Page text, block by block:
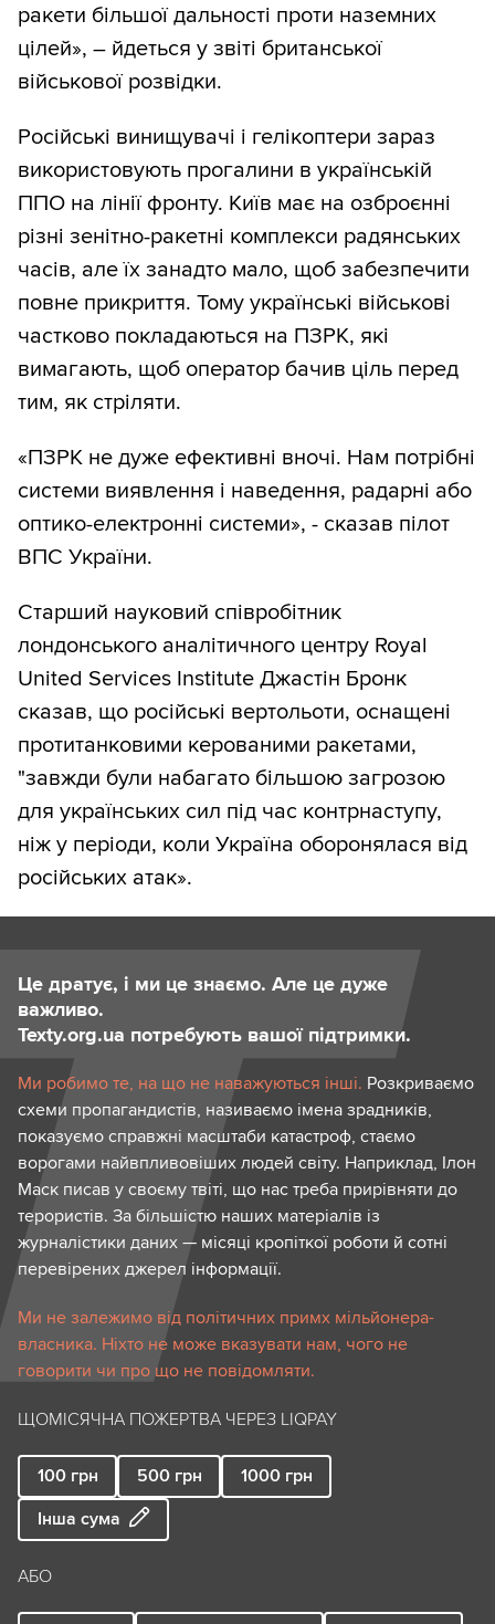
ракети більшої дальності проти наземних
цілей», – йдеться у звіті британської
військової розвідки.
Російські винищувачі і гелікоптери зараз
використовують прогалини в українській
ППО на лінії фронту. Київ має на озброєнні
різні зенітно-ракетні комплекси радянських
часів, але їх занадто мало, щоб забезпечити
повне прикриття. Тому українські військові
частково покладаються на ПЗРК, які
вимагають, щоб оператор бачив ціль перед
тим, як стріляти.
«ПЗРК не дуже ефективні вночі. Нам потрібні
системи виявлення і наведення, радарні або
оптико-електронні системи», - сказав пілот
ВПС України.
Старший науковий співробітник
лондонського аналітичного центру Royal
United Services Institute Джастін Бронк
сказав, що російські вертольоти, оснащені
протитанковими керованими ракетами,
"завжди були набагато більшою загрозою
для українських сил під час контрнаступу,
ніж у періоди, коли Україна оборонялася від
російських атак».
Це дратує, і ми це знаємо. Але це дуже
важливо.
Texty.org.ua потребують вашої підтримки.
Ми робимо те, на що не наважуються інші. Розкриваємо
схеми пропагандистів, називаємо імена зрадників,
показуємо справжні масштаби катастроф, стаємо
ворогами найвпливовіших людей світу. Наприклад, Ілон
Маск писав у своєму твіті, що нас треба прирівняти до
терористів. За більшістю наших матеріалів із
журналістики даних — місяці кропіткої роботи й сотні
перевірених джерел інформації.
Ми не залежимо від політичних примх мільйонера-
власника. Ніхто не може вказувати нам, чого не
говорити чи про що не повідомляти.
ЩОМІСЯЧНА ПОЖЕРТВА ЧЕРЕЗ LIQPAY
100 грн 500 грн 1000 грн
Інша сума
АБО